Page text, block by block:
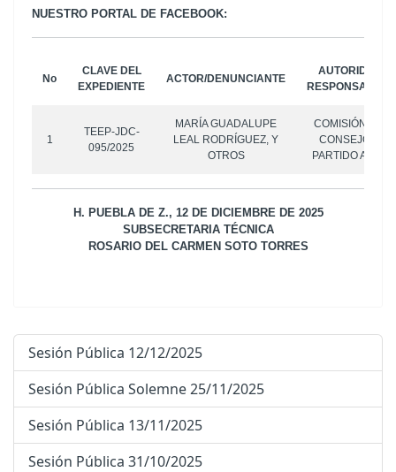
NUESTRO PORTAL DE FACEBOOK:
No
CLAVE DEL
EXPEDIENTE
ACTOR/DENUNCIANTE
AUTORIDAD
RESPONSABLE/
1
TEEP-JDC-
095/2025
MARÍA GUADALUPE
LEAL RODRÍGUEZ, Y
OTROS
COMISIÓN DE
CONSEJO
PARTIDO
H. PUEBLA DE Z., 12 DE DICIEMBRE DE 2025
SUBSECRETARIA TÉCNICA
ROSARIO DEL CARMEN SOTO TORRES
Sesión Pública 12/12/2025
Sesión Pública Solemne 25/11/2025
Sesión Pública 13/11/2025
Sesión Pública 31/10/2025